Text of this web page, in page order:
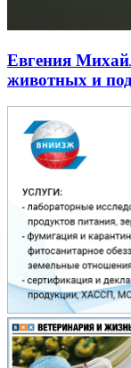
Евгения
животных и